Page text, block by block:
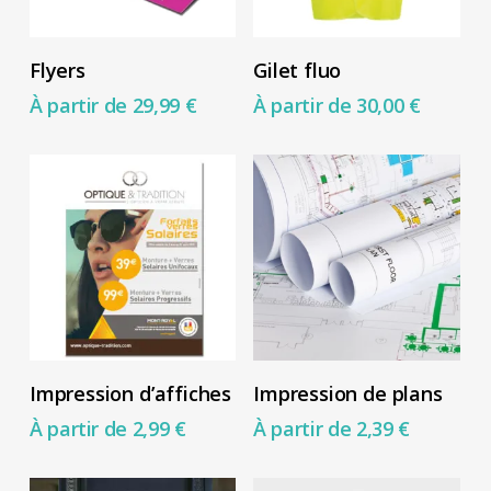
sur
la
page
produit
choisies
sur
la
page
du
produit
produit
a
variations.
options
peuvent
choisies
sur
la
page
du
Flyers
À partir de 29,99 €
Choix Des Options
produit
a
plusieurs
variations.
Les
options
peuvent
choisies
sur
la
page
Gilet fluo
À partir de 30,00 €
Choix Des Options
produit
a
plusieurs
Impression d’affiches
À partir de 2,99 €
Choix Des Options
produit
a
Impression de plans
À partir de 2,39 €